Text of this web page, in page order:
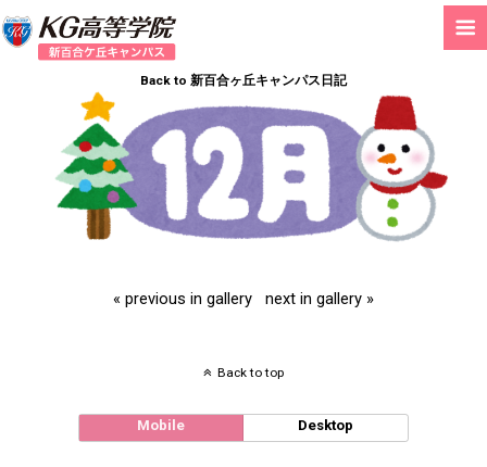
Back to 新百合ヶ丘キャンパス日記
« previous in gallery next in gallery »
Back to top
Mobile Desktop